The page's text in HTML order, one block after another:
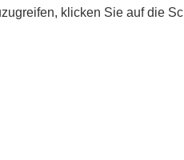
klicken Sie auf die